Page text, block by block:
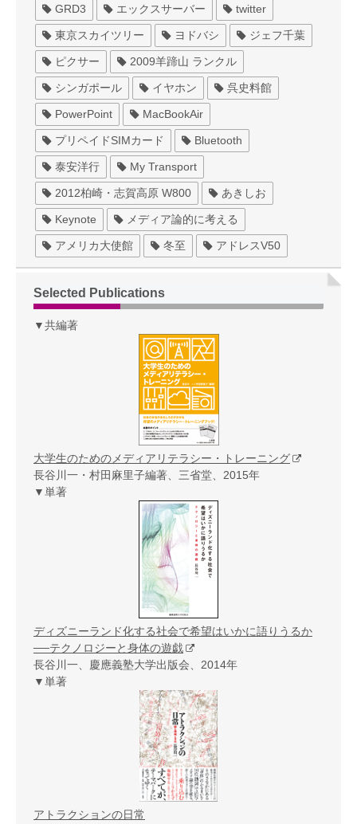
GRD3 エックスサーバー twitter
東京スカイツリー ヨドバシ ジェフ千葉
ピクサー 2009羊蹄山 ランクル
シンガポール イヤホン 呉史料館
PowerPoint MacBookAir
プリペイドSIMカード Bluetooth
泰安洋行 My Transport
2012柏崎・志賀高原 W800 あきしお
Keynote メディア論的に考える
アメリカ大使館 冬至 アドレスV50
Selected Publications
▼共編著
大学生のためのメディアリテラシー・トレーニング
長谷川一・村田麻里子編著、三省堂、2015年
▼単著
ディズニーランド化する社会で希望はいかに語りうるか
──テクノロジーと身体の遊戯
長谷川一、慶應義塾大学出版会、2014年
▼単著
アトラクションの日常